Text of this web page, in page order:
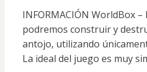
INFORMACIÓN WorldBox
podremos construir y
antojo, utilizando
La ideal del juego es muy